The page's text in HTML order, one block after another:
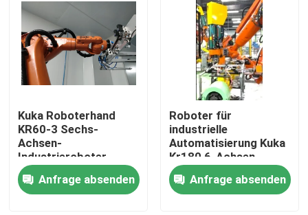
Zu Hause
Kuka Roboterhand
KR60-3 Sechs-
Achsen-
Industrieroboter
Beeindruckende
Geschwindigkeit
Anfrage absenden
Roboter für
industrielle
Automatisierung Kuka
Kr180 6-Achsen-
Roboter
Anfrage absenden